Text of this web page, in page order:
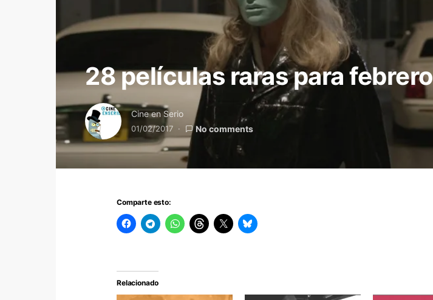
28 películas raras para febrero
Cine en Serio
01/02/2017 No comments
Comparte esto:
Relacionado